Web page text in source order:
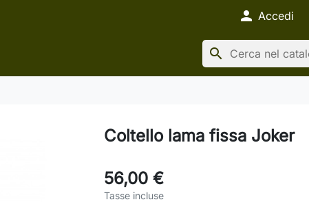
 Accedi
search
Coltello lama fissa Joker
56,00 €
Tasse incluse